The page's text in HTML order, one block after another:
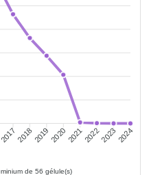
20172018201920202021202220232024
de 56 gélule(s)